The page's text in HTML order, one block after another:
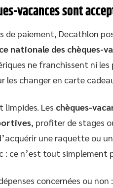
vacances sont
de paiement, Decathlon
nationale des chèques-
ne franchissent ni
les changer en carte
limpides. Les chèques-
, profiter de stages
une raquette ou
: ce n’est tout simplement
concernées ou non :